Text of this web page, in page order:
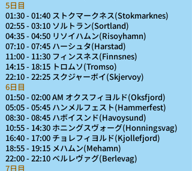
5日目
01:30 - 01:40 ストクマークネス(Stokmarknes)
02:55 - 03:10 ソルトラン(Sortland)
04:35 - 04:50 リソイハムン(Risoyhamn)
07:10 - 07:45 ハーシュタ(Harstad)
11:00 - 11:30 フィンスネス(Finnsnes)
14:15 - 18:15 トロムソ(Tromso)
22:10 - 22:25 スクジャーボイ(Skjervoy)
6日目
01:50 - 02:00 AM オクスフィヨルド(Oksfjord)
05:05 - 05:45 ハンメルフェスト(Hammerfest)
08:30 - 08:45 ハボイスンド(Havoysund)
10:55 - 14:30 ホニングスヴォーグ(Honningsvag)
16:40 - 17:00 チョレフィヨルド(Kjollefjord)
18:55 - 19:15 メハムン(Mehamn)
22:00 - 22:10 ベルレヴァグ(Berlevag)
7日目